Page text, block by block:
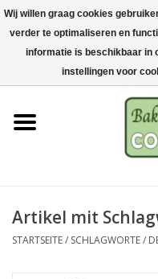
Startseite
Koch-&Backutensilien
Maschinen & Teile
Edelstahl
Artikel mit
STARTSEITE/ SCHLAGWORTE/
Wij willen graag cookies
verder te optimaliseren en
informatie is beschikbaar in
instellingen voor